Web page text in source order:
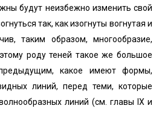
будут неизбежно изменить свой
так, как изогнуты вогнутая и
таким образом, многообразие,
роду теней такое же большое
какое имеют формы,
линий, перед теми, которые
линий (см. главы IX и